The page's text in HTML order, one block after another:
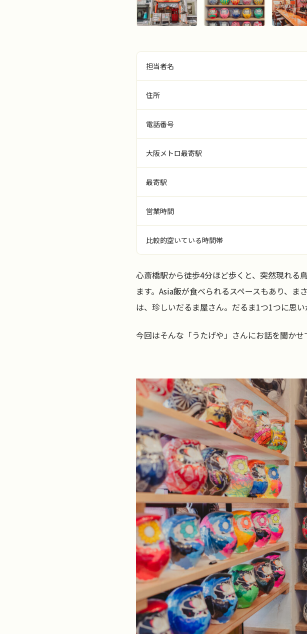
担当者名
住所
電話番号
大阪メトロ最寄駅
最寄駅
営業時間
比較的空いている時間帯
心斎橋駅から徒歩4分ほど歩くと、突然現れる
ます。Asia飯が食べられるスペースもあり、
は、珍しいだるま屋さん。だるま1つ1つに思い
今回はそんな「うたげや」さんにお話を聞かせ